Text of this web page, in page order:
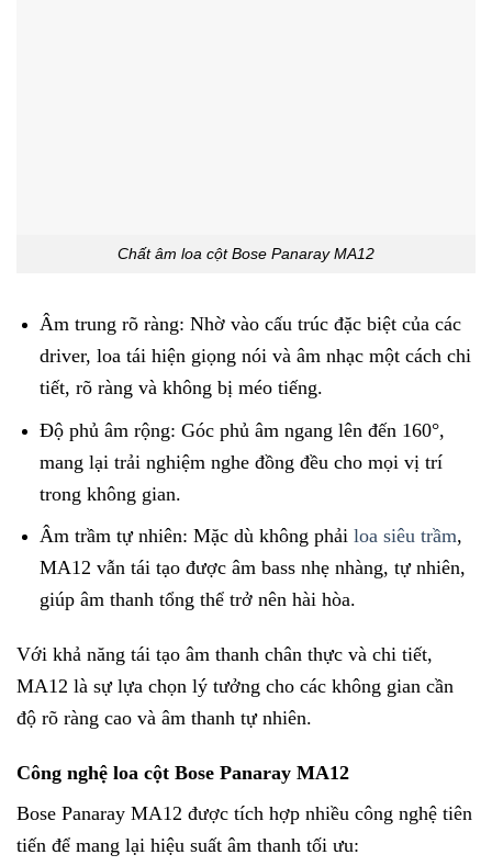
Chất âm loa cột Bose Panaray MA12
Âm trung rõ ràng: Nhờ vào cấu trúc đặc biệt của các
driver, loa tái hiện giọng nói và âm nhạc một cách chi
tiết, rõ ràng và không bị méo tiếng.
Độ phủ âm rộng: Góc phủ âm ngang lên đến 160°,
mang lại trải nghiệm nghe đồng đều cho mọi vị trí
trong không gian.
Âm trầm tự nhiên: Mặc dù không phải loa siêu trầm,
MA12 vẫn tái tạo được âm bass nhẹ nhàng, tự nhiên,
giúp âm thanh tổng thể trở nên hài hòa.
Với khả năng tái tạo âm thanh chân thực và chi tiết,
MA12 là sự lựa chọn lý tưởng cho các không gian cần
độ rõ ràng cao và âm thanh tự nhiên.
Công nghệ loa cột Bose Panaray MA12
Bose Panaray MA12 được tích hợp nhiều công nghệ tiên
tiến để mang lại hiệu suất âm thanh tối ưu: